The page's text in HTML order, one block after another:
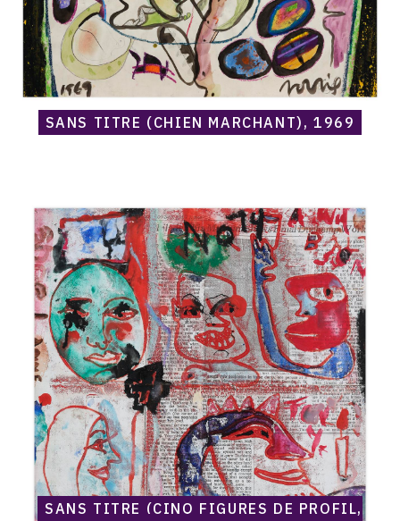
SANS TITRE (CHIEN MARCHANT), 1969
Catalogue
raisonné,
Norris
Embry,
Sans
titre
(Cinq
figures
profil,
Philadephia
Museum
shows
final
Duchamp
works),
1969
SANS TITRE (CINQ FIGURES DE PROFIL,